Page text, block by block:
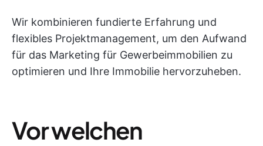
Wir kombinieren fundierte Erfahrung und
flexibles Projektmanagement, um den Aufwand
für das Marketing für Gewerbeimmobilien zu
optimieren und Ihre Immobilie hervorzuheben.
Vor welchen